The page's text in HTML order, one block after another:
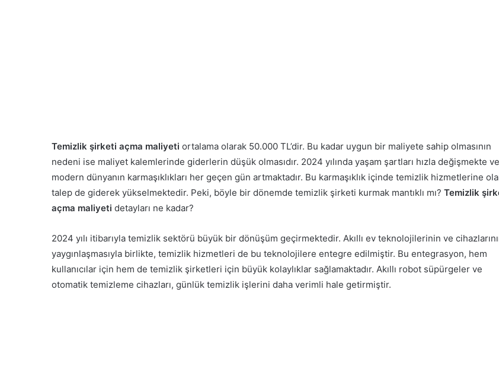
Temizlik şirketi açma maliyeti ortalama olarak 50.000 TL’dir. Bu kadar uygun bir maliyete sahip olmasının
nedeni ise maliyet kalemlerinde giderlerin düşük olmasıdır. 2024 yılında yaşam şartları hızla değişmekte ve
modern dünyanın karmaşıklıkları her geçen gün artmaktadır. Bu karmaşıklık içinde temizlik hizmetlerine
talep de giderek yükselmektedir. Peki, böyle bir dönemde temizlik şirketi kurmak mantıklı mı? Temizlik
açma maliyeti detayları ne kadar?
2024 yılı itibarıyla temizlik sektörü büyük bir dönüşüm geçirmektedir. Akıllı ev teknolojilerinin ve
yaygınlaşmasıyla birlikte, temizlik hizmetleri de bu teknolojilere entegre edilmiştir. Bu entegrasyon, hem
kullanıcılar için hem de temizlik şirketleri için büyük kolaylıklar sağlamaktadır. Akıllı robot süpürgeler ve
otomatik temizleme cihazları, günlük temizlik işlerini daha verimli hale getirmiştir.